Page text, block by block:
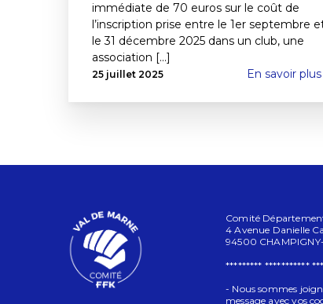
immédiate de 70 euros sur le coût de
l’inscription prise entre le 1er septembre
le 31 décembre 2025 dans un club, une
association [...]
25 juillet 2025 En savoir
Comité
4 Avenue Danielle
94500
********* ***********
- Nous sommes
message avec vos